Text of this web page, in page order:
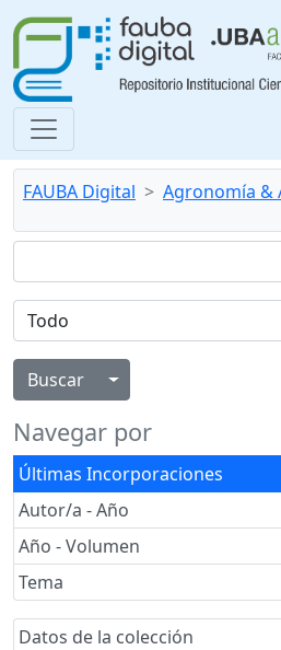
FAUBA Digital Agronomía &
Alternar menú
Navegar por
Últimas Incorporaciones
Autor/a - Año
Año - Volumen
Tema
Datos de la colección